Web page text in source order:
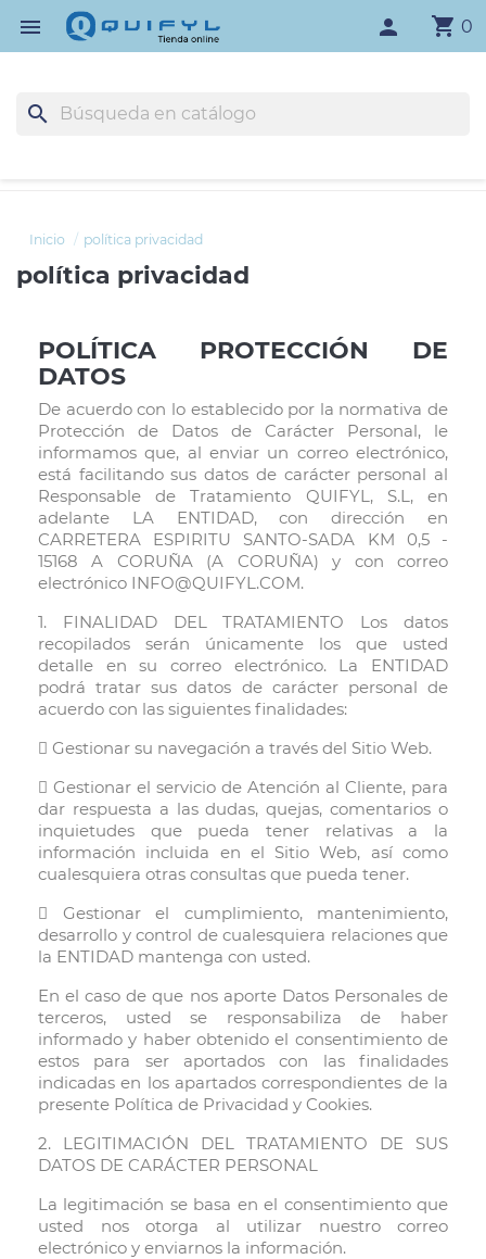
 shopping_cart 0
person
search
Inicio política privacidad
política privacidad
POLÍTICA PROTECCIÓN DE
DATOS
De acuerdo con lo establecido por la normativa de
Protección de Datos de Carácter Personal, le
informamos que, al enviar un correo electrónico,
está facilitando sus datos de carácter personal al
Responsable de Tratamiento QUIFYL, S.L, en
adelante LA ENTIDAD, con dirección en
CARRETERA ESPIRITU SANTO-SADA KM 0,5 -
15168 A CORUÑA (A CORUÑA) y con correo
electrónico INFO@QUIFYL.COM.
1. FINALIDAD DEL TRATAMIENTO Los datos
recopilados serán únicamente los que usted
detalle en su correo electrónico. La ENTIDAD
podrá tratar sus datos de carácter personal de
acuerdo con las siguientes finalidades:
 Gestionar su navegación a través del Sitio Web.
 Gestionar el servicio de Atención al Cliente, para
dar respuesta a las dudas, quejas, comentarios o
inquietudes que pueda tener relativas a la
información incluida en el Sitio Web, así como
cualesquiera otras consultas que pueda tener.
 Gestionar el cumplimiento, mantenimiento,
desarrollo y control de cualesquiera relaciones que
la ENTIDAD mantenga con usted.
En el caso de que nos aporte Datos Personales de
terceros, usted se responsabiliza de haber
informado y haber obtenido el consentimiento de
estos para ser aportados con las finalidades
indicadas en los apartados correspondientes de la
presente Política de Privacidad y Cookies.
2. LEGITIMACIÓN DEL TRATAMIENTO DE SUS
DATOS DE CARÁCTER PERSONAL
La legitimación se basa en el consentimiento que
usted nos otorga al utilizar nuestro correo
electrónico y enviarnos la información.